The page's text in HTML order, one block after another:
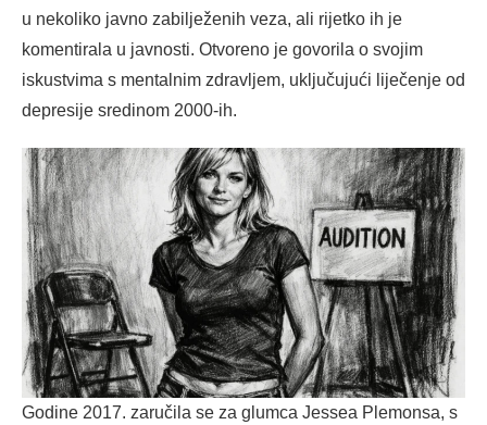
u nekoliko javno zabilježenih veza, ali rijetko ih je
komentirala u javnosti. Otvoreno je govorila o svojim
iskustvima s mentalnim zdravljem, uključujući liječenje od
depresije sredinom 2000-ih.
Godine 2017. zaručila se za glumca Jessea Plemonsa, s